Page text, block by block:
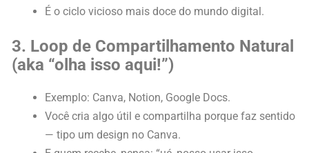
É o ciclo vicioso mais doce do mundo digital.
3. Loop de Compartilhamento Natural
(aka “olha isso aqui!”)
Exemplo: Canva, Notion, Google Docs.
Você cria algo útil e compartilha porque faz sentido
— tipo um design no Canva.